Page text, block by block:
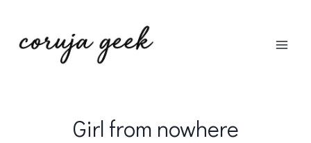
Girl from nowhere